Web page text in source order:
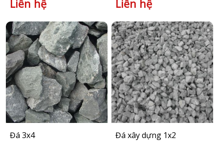
Liên hệ Liên hệ
Đá 3x4 Đá xây dựng 1x2